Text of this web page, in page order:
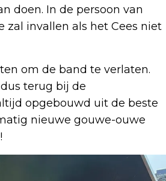
doen. In de persoon van
zal invallen als het Cees niet
om de band te verlaten.
terug bij de
opgebouwd uit de beste
nieuwe gouwe-ouwe